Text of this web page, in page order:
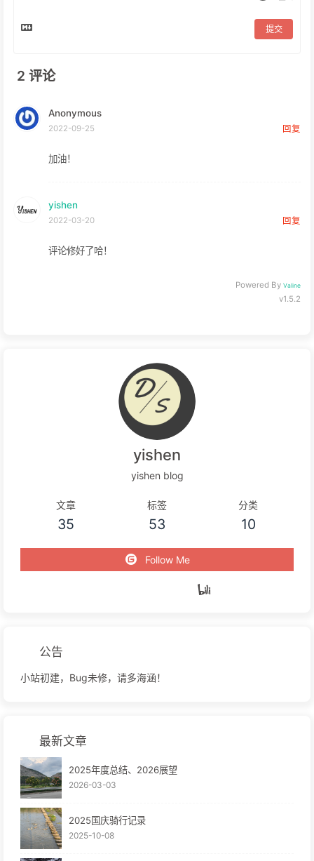
提交
2 评论
Anonymous
2022-09-25 回复
加油！
yishen
2022-03-20 回复
评论修好了哈！
Powered By Valine
v1.5.2
yishen
yishen blog
文章
35
标签
53
分类
10
Follow Me
公告
小站初建，Bug未修，请多海涵！
最新文章
2025年度总结、2026展望
2026-03-03
2025国庆骑行记录
2025-10-08